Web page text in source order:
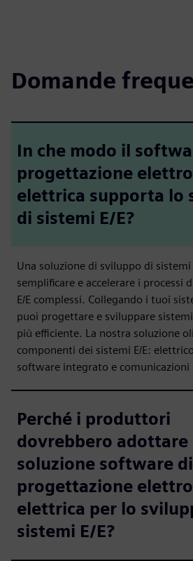
Domande
In che modo il
progettazione
elettrica supporta lo
di sistemi E/E?
Una soluzione di sviluppo di sistemi
semplificare e accelerare i processi
E/E complessi. Collegando i tuoi
puoi progettare e sviluppare
più efficiente. La nostra soluzione
componenti dei sistemi E/E:
software integrato e comunicazioni
Perché i produttori
dovrebbero adottare
soluzione software di
progettazione
elettrica per lo
sistemi E/E?